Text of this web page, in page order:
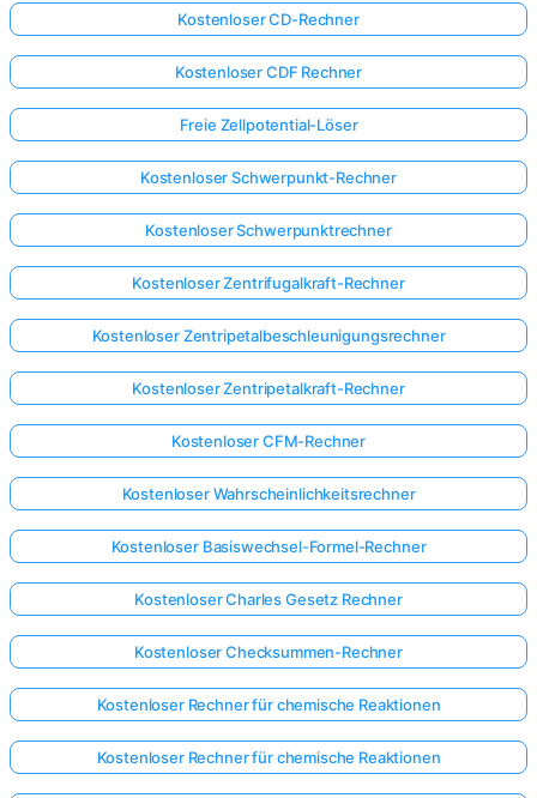
Kostenloser CD-Rechner
Kostenloser CDF Rechner
Freie Zellpotential-Löser
Kostenloser Schwerpunkt-Rechner
Kostenloser Schwerpunktrechner
Kostenloser Zentrifugalkraft-Rechner
Kostenloser Zentripetalbeschleunigungsrechner
Kostenloser Zentripetalkraft-Rechner
Kostenloser CFM-Rechner
Kostenloser Wahrscheinlichkeitsrechner
Kostenloser Basiswechsel-Formel-Rechner
Kostenloser Charles Gesetz Rechner
Kostenloser Checksummen-Rechner
Kostenloser Rechner für chemische Reaktionen
Kostenloser Rechner für chemische Reaktionen